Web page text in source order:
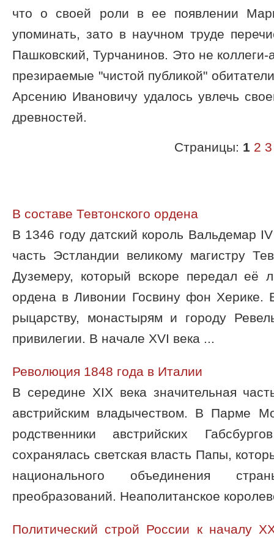
что о своей роли в ее появлении
упоминать, зато в научном труде
Пашковский, Турчанинов. Это не
презираемые "чистой публикой"
Арсению Ивановичу удалось увлечь
древностей.
Страницы: 1 2 3
В составе Тевтонского ордена
В 1346 году датский король Вальдемар
часть Эстландии великому магистру
Дуземеру, который вскоре передал её
ордена в Ливонии Госвину фон Херике.
рыцарству, монастырям и городу
привилегии. В начале XVI века ...
Революция 1848 года в Италии
В середине XIX века значительная
австрийским владычеством. В Парме
родственники австрийских
сохранялась светская власть Папы,
национального объединения
преобразований. Неаполитанское
Политический строй России к началу